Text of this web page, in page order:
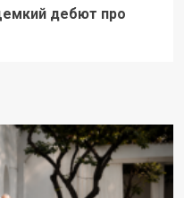
дебют про